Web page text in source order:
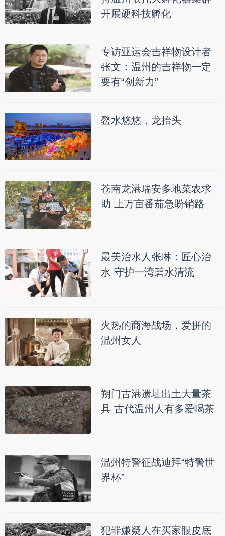
开展硬科技孵化
专访亚运会吉祥物设计者
张文：温州的吉祥物一定
要有“创新力”
鳌水悠悠，龙抬头
苍南龙港瑞安多地菜农求
助 上万亩番茄急盼销路
最美治水人张琳：匠心治
水 守护一湾碧水清流
火热的商海战场，爱拼的
温州女人
朔门古港遗址出土大量茶
具 古代温州人有多爱喝茶
温州特警征战迪拜“特警世
界杯”
犯罪嫌疑人在买家眼皮底